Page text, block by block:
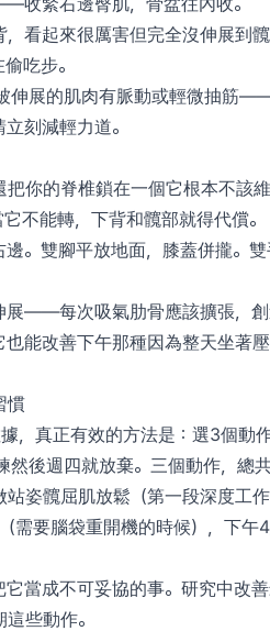
看起來很厲害但完全沒伸展到
吃步。
伸展的肌肉有脈動或輕微抽筋
刻減輕力道。
你的脊椎鎖在一個它根本不該
不能轉，下背和髖部就得代償。
。雙腳平放地面，膝蓋併攏。
——每次吸氣肋骨應該擴張，創
能改善下午那種因為整天坐著
慣
，真正有效的方法是：選3個
後週四就放棄。三個動作，總
姿髖屈肌放鬆（第一段深度工
需要腦袋重開機的時候），下
當成不可妥協的事。研究中改
些動作。